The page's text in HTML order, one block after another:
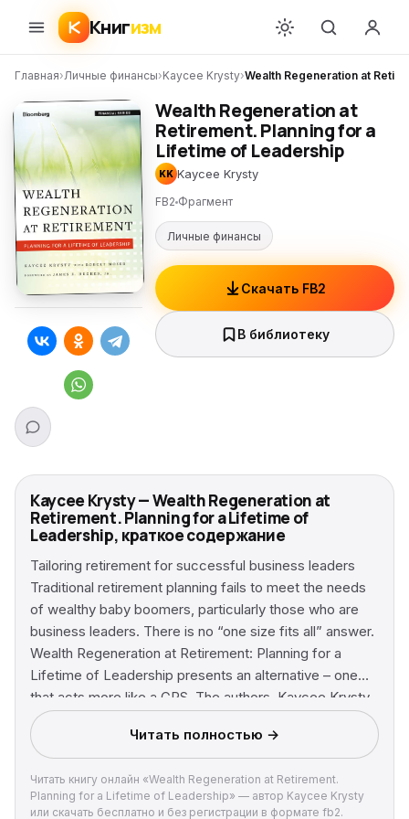
Книгизм
Главная›Личные финансы›Kaycee Krysty›Wealth Regeneration at
Wealth Regeneration at
Retirement. Planning for a
Lifetime of Leadership
KK Kaycee Krysty
FB2 Фрагмент
Личные финансы
Скачать FB2
В библиотеку
Kaycee Krysty — Wealth Regeneration at
Retirement. Planning for a Lifetime of
Leadership, краткое содержание
Tailoring retirement for successful business leaders
Traditional retirement planning fails to meet the needs
of wealthy baby boomers, particularly those who are
business leaders. There is no “one size fits all” answer.
Wealth Regeneration at Retirement: Planning for a
Lifetime of Leadership presents an alternative – one
that acts more like a GPS. The authors, Kaycee Krysty
and Bob Moser, leaders of the highly regarded Seattle-
based wealth management firm, Laird Norton Tyee, use
a proprietary discipline, Wealth Regeneration®, to
calculate the route to retirement and beyond for those
at the top. The authors challenge successful boomers
Читать полностью →
Читать книгу онлайн «Wealth Regeneration at Retirement.
Planning for a Lifetime of Leadership» — автор Kaycee Krysty
или скачать бесплатно и без регистрации в формате fb2.